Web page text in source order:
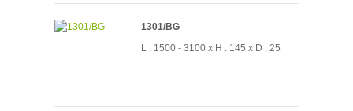
1301/BG
L : 1500 - 3100 x H : 145 x D : 25